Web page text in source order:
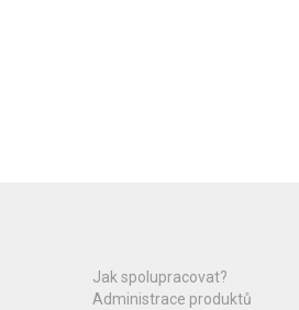
Jak spolupracovat?
Administrace produktů